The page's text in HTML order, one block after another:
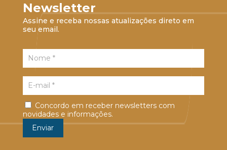
Newsletter
Assine e receba nossas atualizações direto em
seu email.
Concordo em receber newsletters com
novidades e informações.